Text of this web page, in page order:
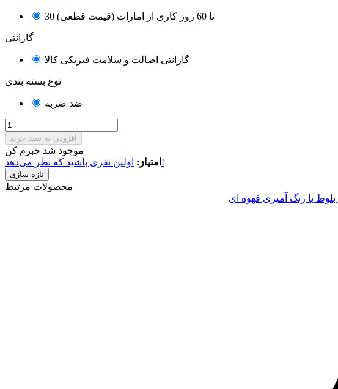
30 تا 60 روز کاری از امارات (قیمت قطعی)
گارانتی
گارانتی اصالت و سلامت فیزیکی کالا
نوع بسته بندی
ضد ضربه
افزودن به سبد خرید
موجود شد خبرم کن
امتیاز: اولین نفری باشید که نظر می‌دهد!
محصولات مرتبط